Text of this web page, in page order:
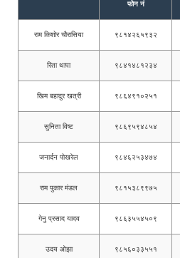
फोन नं
राम किशोर चौरासिया ९८१४२६५९३२
रिता थापा ९८४१४८१२३४
खिम बहादुर खत्री ९८६४९१०२५१
सुनिता विष्ट ९८६९५९४८५४
जनार्दन पोखरेल ९८४६२५३४७४
राम पुकार मंडल ९८१५३८९९७५
गेनु प्रसाद यादव ९८६३५५४५०९
उदय ओझा ९८५६०३३५५१